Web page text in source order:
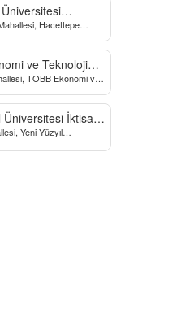
Laboratuvarı
Hacettepe
Türkiye
ve Teknoloji
TOBB Ekonomi ve
Türkiye
Üniversitesi İktisadi
Fakültesi
Yeni Yüzyıl